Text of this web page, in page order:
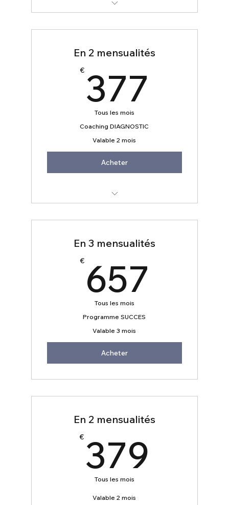
votre activité
En 2 mensualités
€ 377
Tous les mois
Coaching DIAGNOSTIC
Valable 2 mois
Acheter
SAINT-AIMÉ
En 3 mensualités
€ 657
Tous les mois
Programme SUCCES
Valable 3 mois
Acheter
En 2 mensualités
€ 379
Tous les mois
Valable 2 mois